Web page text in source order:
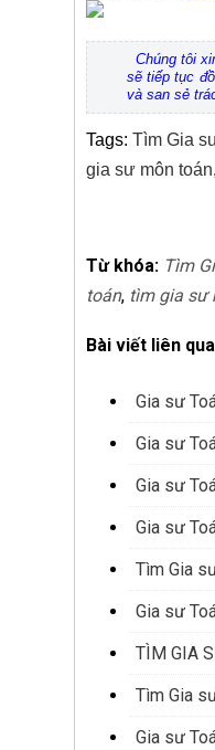
Chúng tôi
sẽ tiếp tục
và san sẻ
Tags:Tìm Gia
gia sư môn toán,
Từ khóa: Tìm
toán, tìm gia sư
Bài viết liên
Gia sư
Gia sư
Gia sư
Gia sư
Tìm Gia
Gia sư
TÌM GIA
Tìm Gia
Gia sư